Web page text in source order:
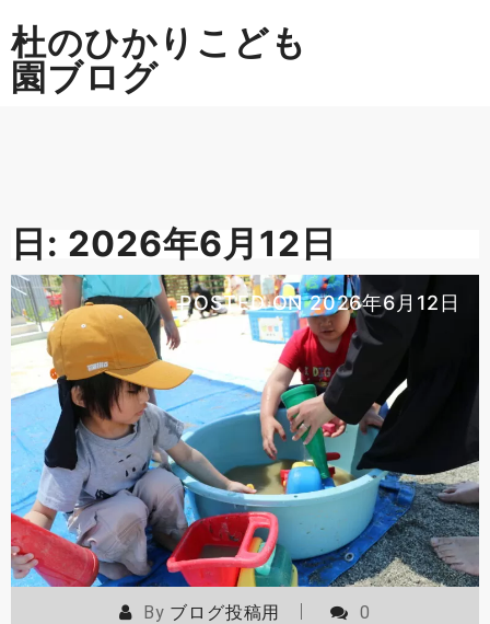
to
content
杜のひかりこども
園ブログ
日: 2026年6月12日
POSTED ON2026年6月12日
By ブログ投稿用 0